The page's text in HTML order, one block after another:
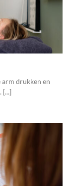
drukken en